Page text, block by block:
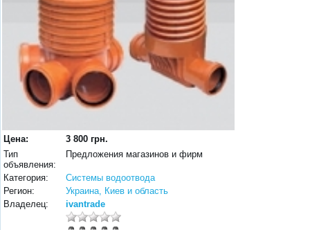
Цена:
3 800 грн.
Тип
объявления:
Предложения магазинов и фирм
Категория:
Системы водоотвода
Регион:
Украина, Киев и область
Владелец:
ivantrade